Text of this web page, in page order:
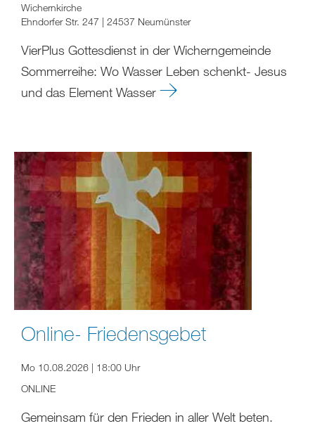
Wichernkirche
Ehndorfer Str. 247 | 24537 Neumünster
VierPlus Gottesdienst in der Wicherngemeinde
Sommerreihe: Wo Wasser Leben schenkt- Jesus
und das Element Wasser
Online- Friedensgebet
Mo 10.08.2026 | 18:00 Uhr
ONLINE
Gemeinsam für den Frieden in aller Welt beten.